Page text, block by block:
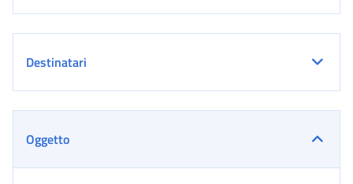
Destinatari
Oggetto